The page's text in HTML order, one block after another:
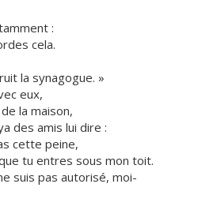
:
cela.
la synagogue. »
eux,
la maison,
des amis lui dire :
cette peine,
tu entres sous mon toit.
suis pas autorisé, moi-